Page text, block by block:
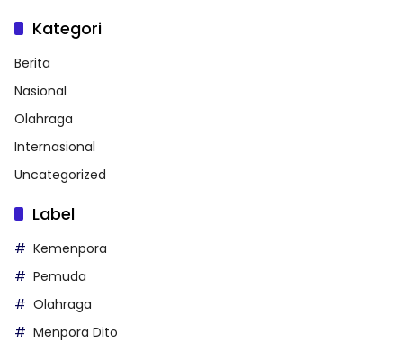
Kategori
Berita
Nasional
Olahraga
Internasional
Uncategorized
Label
Kemenpora
Pemuda
Olahraga
Menpora Dito